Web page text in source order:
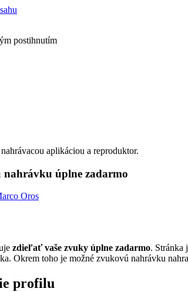
postihnutím
úplne zadarmo
Oros
zdieľať vaše zvuky úplne zadarmo. Stránka
Okrem toho je možné zvukovú nahrávku
profilu